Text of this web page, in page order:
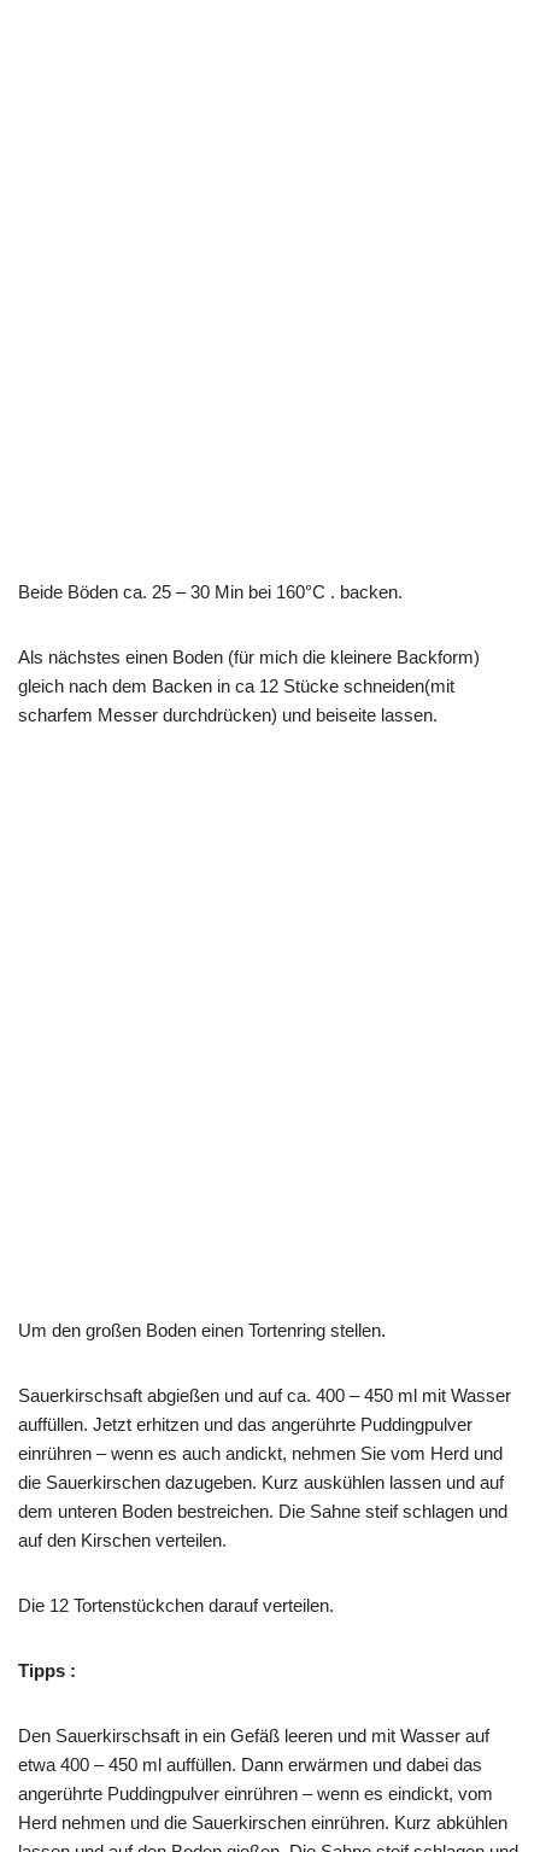
Beide Böden ca. 25 – 30 Min bei 160°C . backen.
Als nächstes einen Boden (für mich die kleinere Backform)
gleich nach dem Backen in ca 12 Stücke schneiden(mit
scharfem Messer durchdrücken) und beiseite lassen.
Um den großen Boden einen Tortenring stellen.
Sauerkirschsaft abgießen und auf ca. 400 – 450 ml mit Wasser
auffüllen. Jetzt erhitzen und das angerührte Puddingpulver
einrühren – wenn es auch andickt, nehmen Sie vom Herd und
die Sauerkirschen dazugeben. Kurz auskühlen lassen und auf
dem unteren Boden bestreichen. Die Sahne steif schlagen und
auf den Kirschen verteilen.
Die 12 Tortenstückchen darauf verteilen.
Tipps :
Den Sauerkirschsaft in ein Gefäß leeren und mit Wasser auf
etwa 400 – 450 ml auffüllen. Dann erwärmen und dabei das
angerührte Puddingpulver einrühren – wenn es eindickt, vom
Herd nehmen und die Sauerkirschen einrühren. Kurz abkühlen